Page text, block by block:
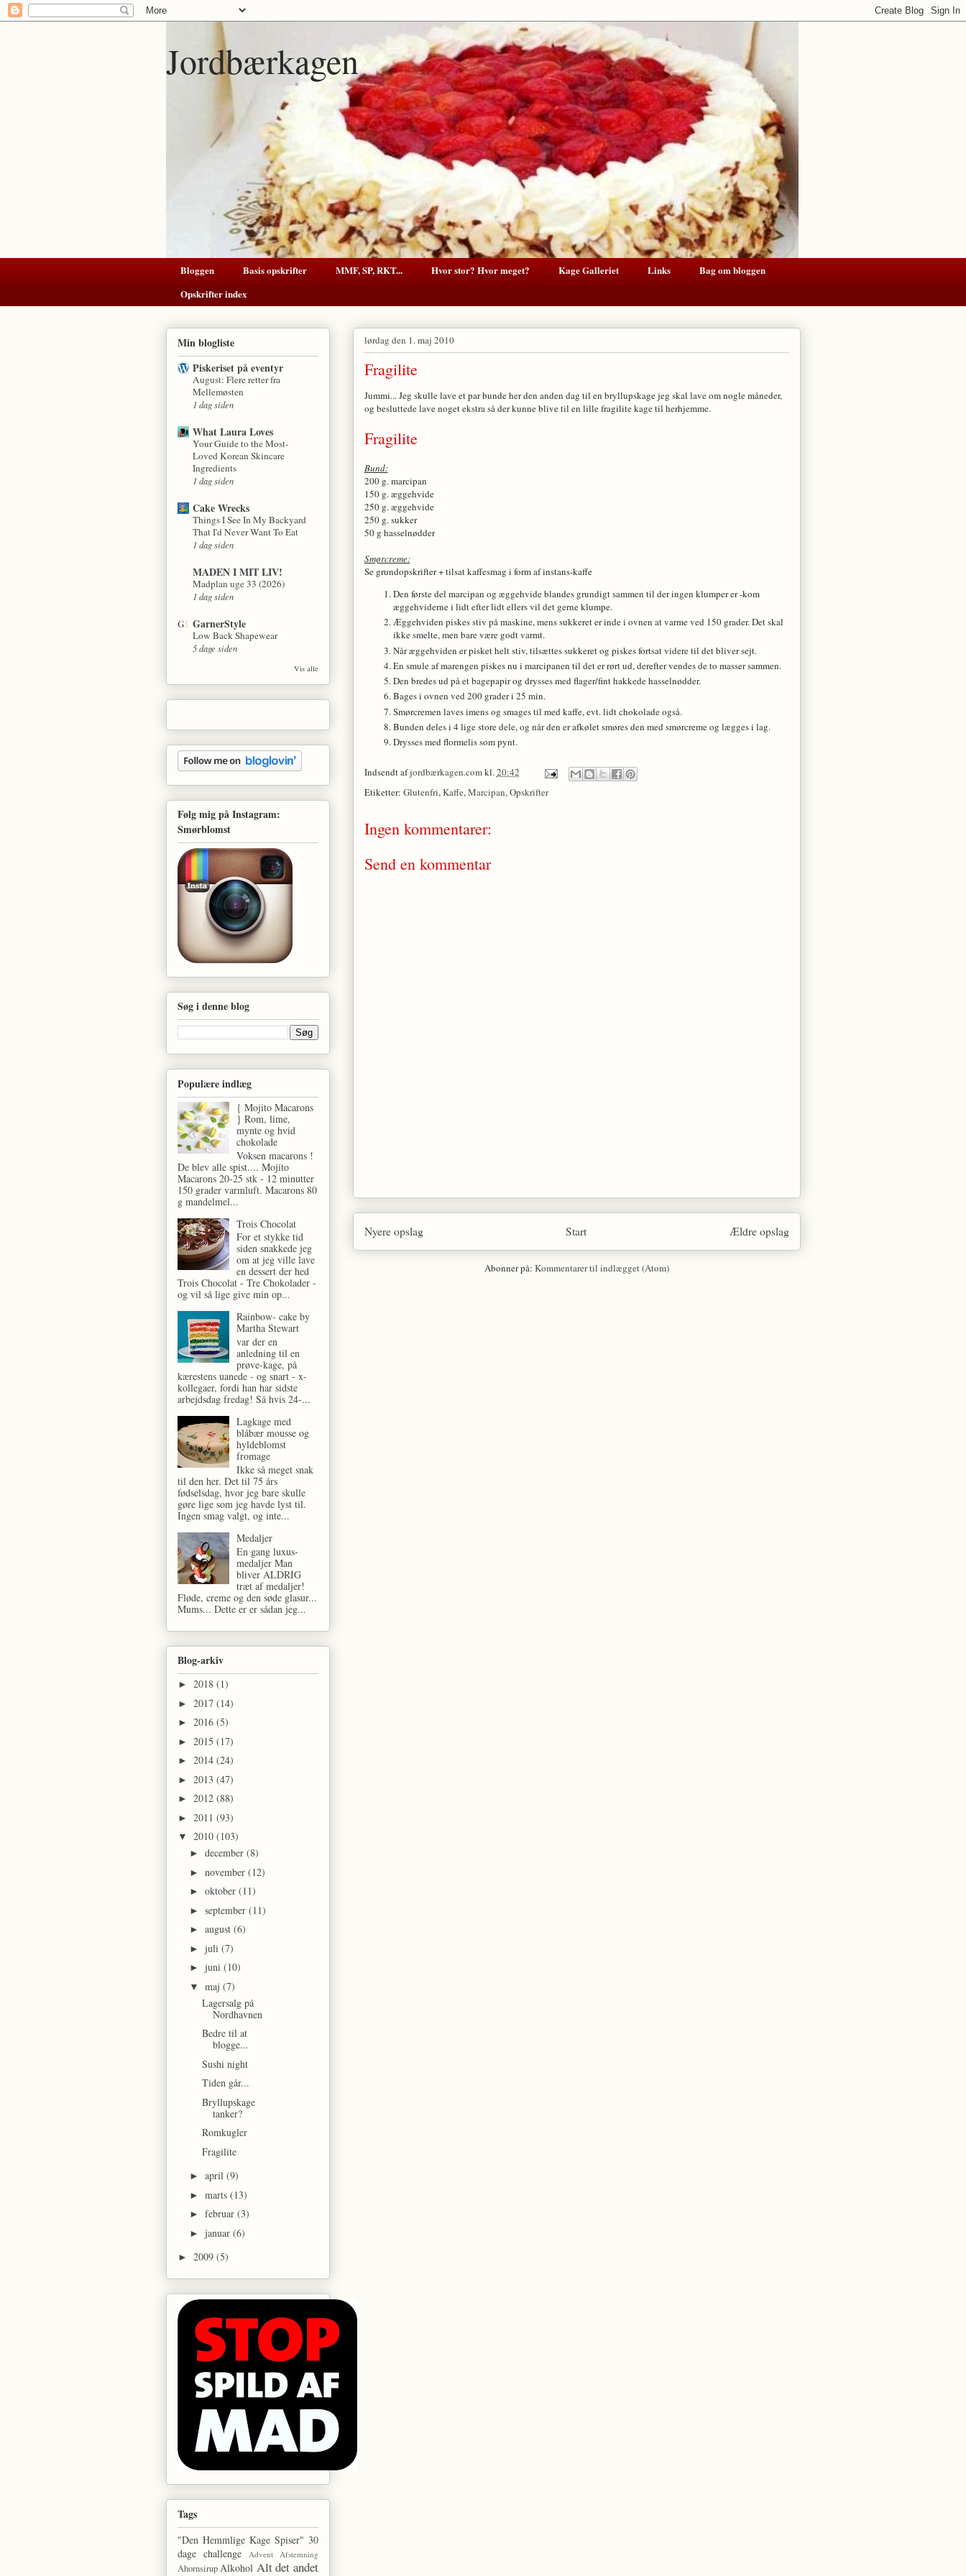
Jordbærkagen
Bloggen Basis opskrifter MMF, SP, RKT... Hvor stor? Hvor meget? Kage Galleriet Links
Bag om bloggen
Opskrifter index
lørdag den 1. maj 2010
Fragilite
Jummi... Jeg skulle lave et par bunde her den anden dag til en bryllupskage jeg skal lave om nogle måneder,
og besluttede lave noget ekstra så der kunne blive til en lille fragilite kage til herhjemme.
Fragilite
Bund:
200 g. marcipan
150 g. æggehvide
250 g. æggehvide
250 g. sukker
50 g hasselnødder
Smørcreme:
Se grundopskrifter + tilsat kaffesmag i form af instans-kaffe
Den første del marcipan og æggehvide blandes grundigt sammen til der ingen klumper er -kom
æggehviderne i lidt efter lidt ellers vil det gerne klumpe.
Æggehviden piskes stiv på maskine, mens sukkeret er inde i ovnen at varme ved 150 grader. Det skal
ikke smelte, men bare være godt varmt.
Når æggehviden er pisket helt stiv, tilsættes sukkeret og piskes fortsat videre til det bliver sejt.
En smule af marengen piskes nu i marcipanen til det er rørt ud, derefter vendes de to masser sammen.
Den bredes ud på et bagepapir og drysses med flager/fint hakkede hasselnødder.
Bages i ovnen ved 200 grader i 25 min.
Smørcremen laves imens og smages til med kaffe, evt. lidt chokolade også.
Bunden deles i 4 lige store dele, og når den er afkølet smøres den med smørcreme og lægges i lag.
Drysses med flormelis som pynt.
Indsendt afjordbærkagen.comkl.20:42
Etiketter: Glutenfri,Kaffe,Marcipan,Opskrifter
Ingen kommentarer:
Send en kommentar
Nyere opslag Ældre opslag
Start
Abonner på: Kommentarer til indlægget (Atom)
Min blogliste
Piskeriset på eventyr
August: Flere retter fra
Mellemøsten
1 dag siden
What Laura Loves
Your Guide to the Most-
Loved Korean Skincare
Ingredients
1 dag siden
Cake Wrecks
Things I See In My Backyard
That I'd Never Want To Eat
1 dag siden
MADEN I MIT LIV!
Madplan uge 33 (2026)
1 dag siden
GarnerStyle
Low Back Shapewear
5 dage siden
Vis alle
Følg mig på Instagram:
Smørblomst
Søg i denne blog
Populære indlæg
{ Mojito Macarons
} Rom, lime,
mynte og hvid
chokolade
Voksen macarons !
De blev alle spist.... Mojito
Macarons 20-25 stk - 12 minutter
150 grader varmluft. Macarons 80
g mandelmel...
Trois Chocolat
For et stykke tid
siden snakkede jeg
om at jeg ville lave
en dessert der hed
Trois Chocolat - Tre Chokolader -
og vil så lige give min op...
Rainbow- cake by
Martha Stewart
var der en
anledning til en
prøve-kage, på
kærestens uanede - og snart - x-
kollegaer, fordi han har sidste
arbejdsdag fredag! Så hvis 24-...
Lagkage med
blåbær mousse og
hyldeblomst
fromage
Ikke så meget snak
til den her. Det til 75 års
fødselsdag, hvor jeg bare skulle
gøre lige som jeg havde lyst til.
Ingen smag valgt, og inte...
Medaljer
En gang luxus-
medaljer Man
bliver ALDRIG
træt af medaljer!
Fløde, creme og den søde glasur...
Mums... Dette er er sådan jeg...
Blog-arkiv
► 2018 (1)
► 2017 (14)
► 2016 (5)
► 2015 (17)
► 2014 (24)
► 2013 (47)
► 2012 (88)
► 2011 (93)
▼ 2010 (103)
►december(8)
►november(12)
►oktober(11)
►september(11)
►august(6)
►juli(7)
►juni(10)
▼maj(7)
Lagersalg på
Nordhavnen
Bedre til at
blogge...
Sushi night
Tiden går...
Bryllupskage
tanker?
Romkugler
Fragilite
►april(9)
►marts(13)
►februar(3)
►januar(6)
► 2009 (5)
Tags
"Den Hemmlige Kage Spiser" 30
dage challenge
Advent Afstemning
Ahornsirup Alkohol Alt det andet